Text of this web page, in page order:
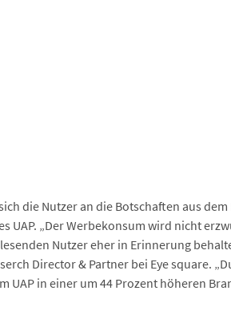
die Nutzer an die Botschaften aus dem
UAP. „Der Werbekonsum wird nicht
Nutzer eher in Erinnerung
Director & Partner bei Eye square.
UAP in einer um 44 Prozent höheren